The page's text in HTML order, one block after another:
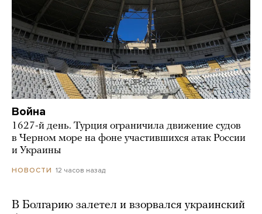
Война
1627-й день. Турция ограничила движение судов
в Черном море на фоне участившихся атак России
и Украины
НОВОСТИ 12 часов назад
В Болгарию залетел и взорвался украинский